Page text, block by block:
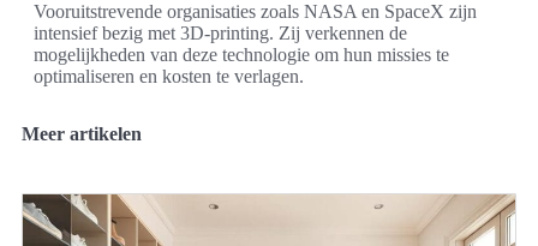
Vooruitstrevende organisaties zoals NASA en SpaceX zijn
intensief bezig met 3D-printing. Zij verkennen de
mogelijkheden van deze technologie om hun missies te
optimaliseren en kosten te verlagen.
Meer artikelen